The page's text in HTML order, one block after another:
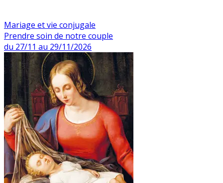
Mariage et vie conjugale
Prendre soin de notre couple
du 27/11 au 29/11/2026